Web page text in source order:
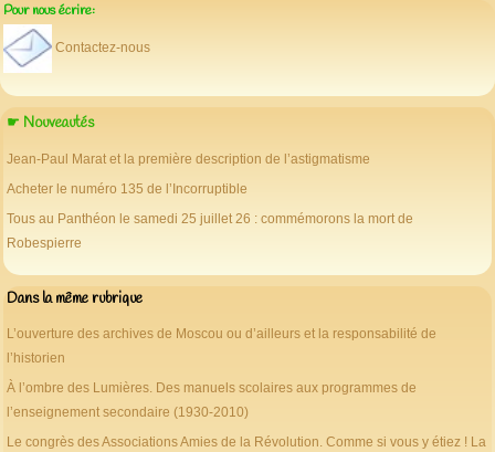
Pour nous écrire:
Contactez-nous
☛ Nouveautés
Jean-Paul Marat et la première description de l’astigmatisme
Acheter le numéro 135 de l’Incorruptible
Tous au Panthéon le samedi 25 juillet 26 : commémorons la mort de
Robespierre
Dans la même rubrique
L’ouverture des archives de Moscou ou d’ailleurs et la responsabilité de
l’historien
À l’ombre des Lumières. Des manuels scolaires aux programmes de
l’enseignement secondaire (1930-2010)
Le congrès des Associations Amies de la Révolution. Comme si vous y étiez ! La